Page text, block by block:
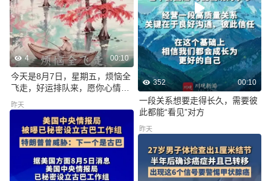
4 00:10
今天是8月7日，星期五，烦恼全
飞走，好运排队来，愿你心情舒
畅，笑口常开，早安！
昨天
352 00:10
一段关系想要走得长久，需要彼
此都能“看见”对方
昨天